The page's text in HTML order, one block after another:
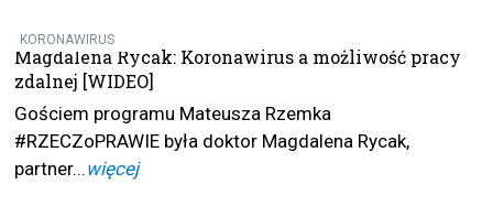
KORONAWIRUS
Magdalena Rycak: Koronawirus a możliwość pracy
zdalnej [WIDEO]
Gościem programu Mateusza Rzemka
#RZECZoPRAWIE była doktor Magdalena Rycak,
partner... więcej